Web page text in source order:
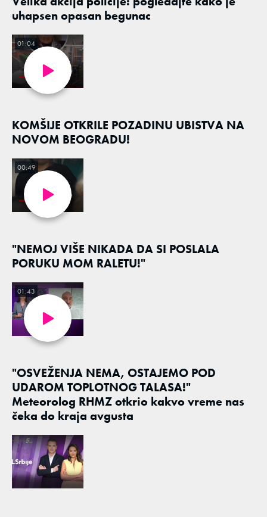
uhapsen opasan begunac
KOMŠIJE OTKRILE POZADINU UBISTVA NA
NOVOM BEOGRADU!
01:04
"NEMOJ VIŠE NIKADA DA SI POSLALA
PORUKU MOM RALETU!"
00:49
"OSVEŽENJA NEMA, OSTAJEMO POD
UDAROM TOPLOTNOG TALASA!"
Meteorolog RHMZ otkrio kakvo vreme nas
čeka do kraja avgusta
01:43